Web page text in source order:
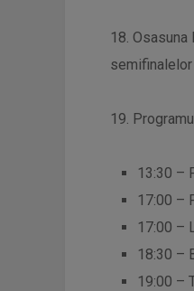
18.
19.
13:30 –
17:00 –
17:00 –
18:30 –
19:00 –